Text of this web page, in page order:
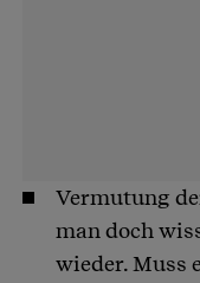
Vermutung
man doch
wieder. Muss